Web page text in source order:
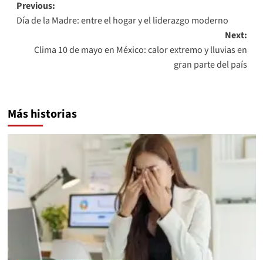
Post
navigation
Previous:
Día de la Madre: entre el hogar y el liderazgo moderno
Next:
Clima 10 de mayo en México: calor extremo y lluvias en
gran parte del país
Más historias